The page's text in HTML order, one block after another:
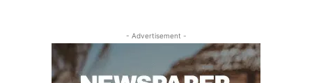
- Advertisement -